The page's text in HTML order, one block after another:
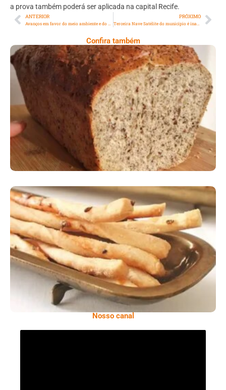
a prova também poderá ser aplicada na capital Recife.
ANTERIOR PRÓXIMO
Confira também
Comer Bem: Pão Low Carb
Comer Bem: Palitinhos De Cebola E Salsa
Nosso canal